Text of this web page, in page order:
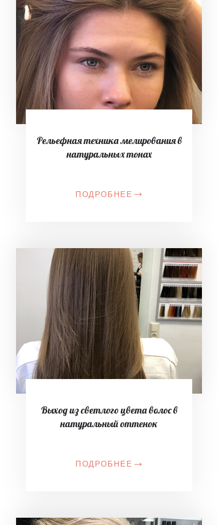
Рельефная техника мелирования в
натуральных тонах
ПОДРОБНЕЕ
Выход из светлого цвета волос в
натуральный оттенок
ПОДРОБНЕЕ